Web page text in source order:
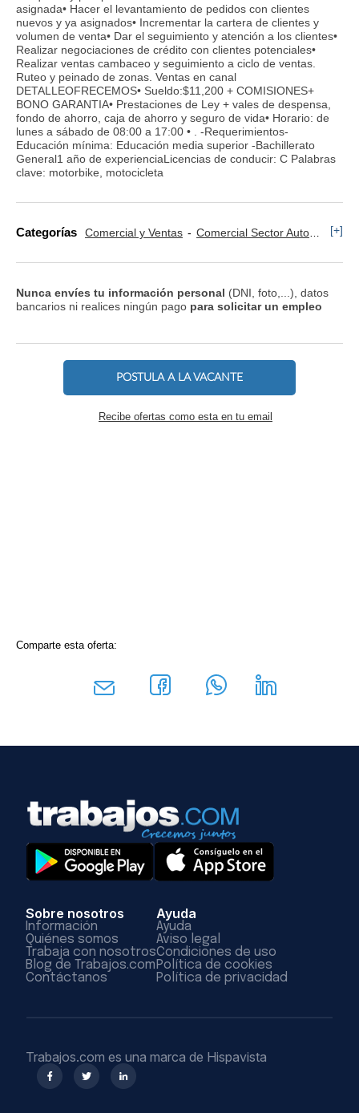
asignada• Hacer el levantamiento de pedidos con clientes
nuevos y ya asignados• Incrementar la cartera de clientes y
volumen de venta• Dar el seguimiento y atención a los clientes•
Realizar negociaciones de crédito con clientes potenciales•
Realizar ventas cambaceo y seguimiento a ciclo de ventas.
Ruteo y peinado de zonas. Ventas en canal
DETALLEOFRECEMOS• Sueldo:$11,200 + COMISIONES+
BONO GARANTIA• Prestaciones de Ley + vales de despensa,
fondo de ahorro, caja de ahorro y seguro de vida• Horario: de
lunes a sábado de 08:00 a 17:00 • . -Requerimientos-
Educación mínima: Educación media superior -Bachillerato
General1 año de experienciaLicencias de conducir: C Palabras
clave: motorbike, motocicleta
Categorías Comercial y Ventas Comercial Sector Automoción [+]
Nunca envíes tu información personal (DNI, foto,...), datos
bancarios ni realices ningún pago para solicitar un empleo
POSTULA A LA VACANTE
Recibe ofertas como esta en tu email
Comparte esta oferta:
Sobre nosotros
Información
Quiénes somos
Trabaja con nosotros
Blog de Trabajos.com
Contáctanos
Ayuda
Ayuda
Aviso legal
Condiciones de uso
Política de cookies
Política de privacidad
Trabajos.com es una marca de Hispavista